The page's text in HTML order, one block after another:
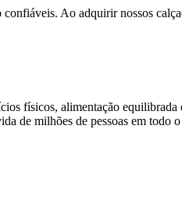
Ao adquirir nossos
físicos, alimentação
de milhões de pessoas em todo